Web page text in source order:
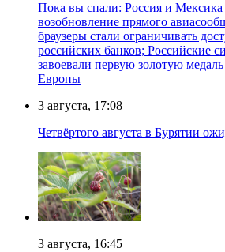
Пока вы спали: Россия и
возобновление прямого
браузеры стали ограничивать
российских банков; Российские
завоевали первую золотую
Европы
3 августа, 17:08
Четвёртого августа в Бурятии
3 августа, 16:45